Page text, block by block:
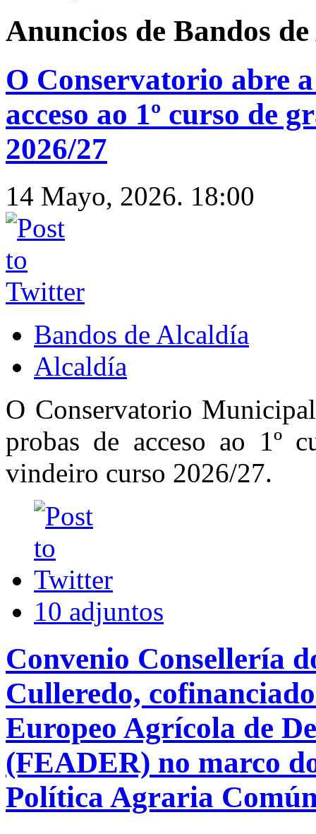
Anuncios de Bandos
O Conservatorio abre
acceso ao 1º curso de
2026/27
14 Mayo, 2026. 18:00
Bandos de Alcaldía
Alcaldía
O Conservatorio
probas de acceso ao 1º
vindeiro curso 2026/27.
10 adjuntos
Convenio Consellería
Culleredo,
Europeo Agrícola de
(FEADER) no marco
Política Agraria